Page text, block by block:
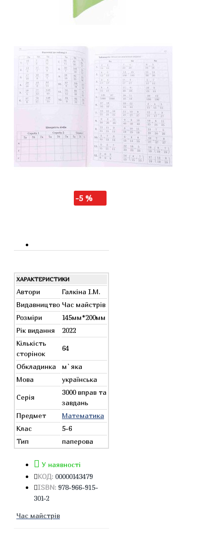
-5 %
ХАРАКТЕРИСТИКИ
Автори
Галкіна І.М.
Видавництво Час майстрів
Розміри
145мм*200мм
Рік видання
2022
Кількість
сторінок
64
Обкладинка
м`яка
Мова
українська
Серія
3000 вправ та
завдань
Предмет
Математика
Клас
5-6
Тип
паперова
У наявності
КОД: 00000143479
ISBN: 978-966-915-
301-2
Час майстрів